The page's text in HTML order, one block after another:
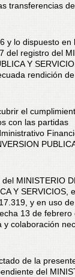
transferencias
y lo dispuesto en
del registro del
Y
rendición
el
con las partidas
MINISTERIO
Y SERVICIOS,
y en uso
13 de febrero
y colaboración
de la
del